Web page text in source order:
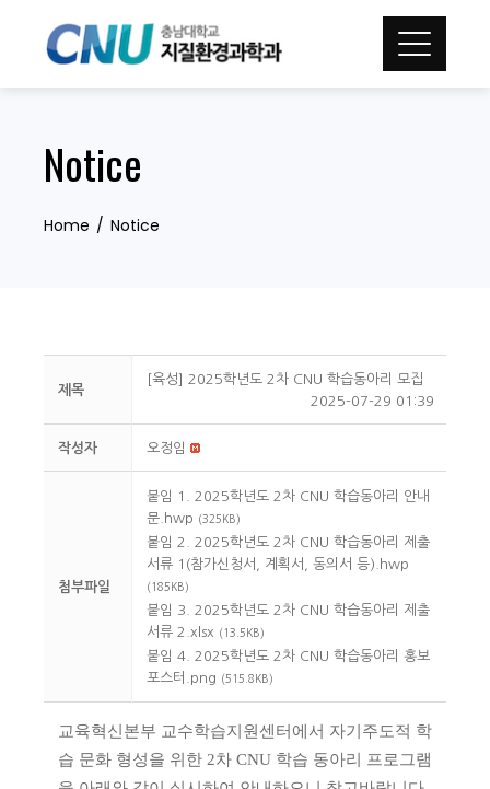
Notice
Home Notice
제목
[육성] 2025학년도 2차 CNU 학습동아리 모집
2025-07-29 01:39
작성자 오정임
첨부파일
붙임 1. 2025학년도 2차 CNU 학습동아리 안내
문.hwp (325KB)
붙임 2. 2025학년도 2차 CNU 학습동아리 제출
서류 1(참가신청서, 계획서, 동의서 등).hwp
(185KB)
붙임 3. 2025학년도 2차 CNU 학습동아리 제출
서류 2.xlsx (13.5KB)
붙임 4. 2025학년도 2차 CNU 학습동아리 홍보
포스터.png (515.8KB)
교육혁신본부 교수학습지원센터에서 자기주도적 학
습 문화 형성을 위한 2차 CNU 학습 동아리 프로그램